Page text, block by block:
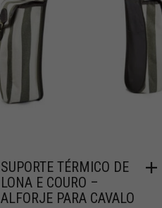
SUPORTE TÉRMICO DE
LONA E COURO –
ALFORJE PARA CAVALO